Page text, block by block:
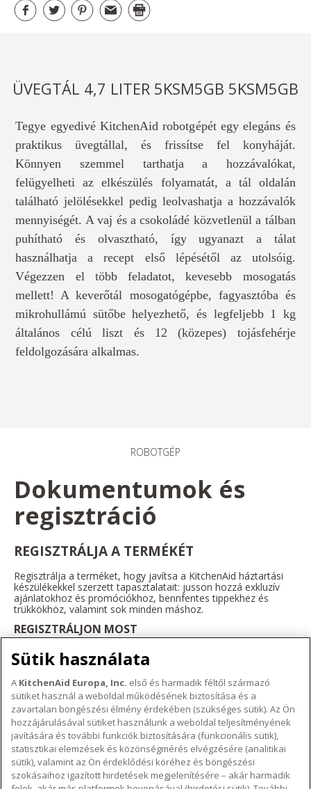
ÜVEGTÁL 4,7 LITER 5KSM5GB 5KSM5GB
Tegye egyedivé KitchenAid robotgépét egy elegáns és
praktikus üvegtállal, és frissítse fel konyháját.
Könnyen szemmel tarthatja a hozzávalókat,
felügyelheti az elkészülés folyamatát, a tál oldalán
található jelölésekkel pedig leolvashatja a hozzávalók
mennyiségét. A vaj és a csokoládé közvetlenül a tálban
puhítható és olvasztható, így ugyanazt a tálat
használhatja a recept első lépésétől az utolsóig.
Végezzen el több feladatot, kevesebb mosogatás
mellett! A keverőtál mosogatógépbe, fagyasztóba és
mikrohullámú sütőbe helyezhető, és legfeljebb 1 kg
általános célú liszt és 12 (közepes) tojásfehérje
feldolgozására alkalmas.
ROBOTGÉP
Dokumentumok és
regisztráció
REGISZTRÁLJA A TERMÉKÉT
Regisztrálja a terméket, hogy javítsa a KitchenAid háztartási
készülékekkel szerzett tapasztalatait: jusson hozzá exkluzív
ajánlatokhoz és promóciókhoz, bennfentes tippekhez és
trükkökhöz, valamint sok minden máshoz.
REGISZTRÁLJON MOST
A KITCHENAID MÁRKÁRÓL
A márka lényege
A márka története
ODR
TÁMOGATÁS
Hol lehet megvenni
Garancia és dokumentumok
KÖVESSEN BENNÜNKET
Sütik használata
A KitchenAid Europa, Inc. első és harmadik féltől származó
sütiket használ a weboldal működésének biztosítása és a
zavartalan böngészési élmény érdekében (szükséges sütik). Az Ön
hozzájárulásával sütiket használunk a weboldal teljesítményének
javítására és további funkciók biztosítására (funkcionális sütik),
statisztikai elemzések és közönségmérés elvégzésére (analitikai
sütik), valamint az Ön érdeklődési köréhez és böngészési
szokásaihoz igazított hirdetések megjelenítésére – akár harmadik